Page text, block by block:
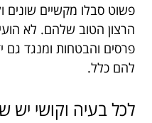
פשוט סבלו מקשיים שונים
הרצון הטוב שלהם. לא
פרסים והבטחות ומנגד גם
להם כלל.
לכל בעיה וקושי יש